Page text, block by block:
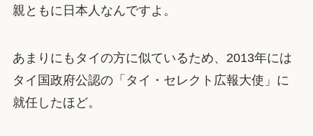
親ともに日本人なんですよ。
あまりにもタイの方に似ているため、2013年には
タイ国政府公認の「タイ・セレクト広報大使」に
就任したほど。